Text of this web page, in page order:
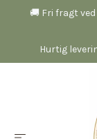
🚚 Fri fragt
Hurtig